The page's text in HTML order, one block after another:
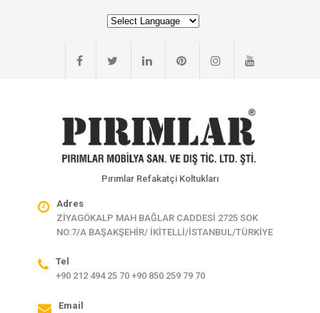
Pırımlar Refakatçi Koltukları
Adres
ZİYAGÖKALP MAH BAĞLAR CADDESİ 2725 SOK
NO:7/A BAŞAKŞEHİR/ İKİTELLİ/İSTANBUL/TÜRKİYE
Tel
+90 212 494 25 70 +90 850 259 79 70
Email